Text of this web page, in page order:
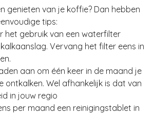
genieten van je koffie? Dan hebben
tips:
het gebruik van een waterfilter
Vervang het filter eens in
aan om één keer in de maand je
ontkalken. Wel afhankelijk is dat van
in jouw regio
per maand een reinigingstablet in